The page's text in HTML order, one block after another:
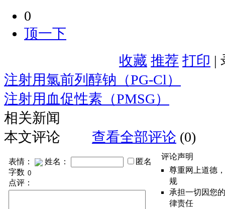
0
顶一下
收藏 推荐 打印 |
注射用氯前列醇钠（PG-Cl）
注射用血促性素（PMSG）
相关新闻
本文评论
查看全部评论 (0)
表情： 姓名：
匿名
字数
点评：
评论声明
尊重网上道德
规
承担一切因您
律责任